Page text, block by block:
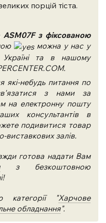
порцій тіста.
ASM07F з фіксованою
можна у нас у
та в нашому
небудь питання по
з нами за
на електронну пошту
консультантів в
подивитися товар
залів.
готова надати Вам
з безкоштовною
категорії "Харчове
обладнання".